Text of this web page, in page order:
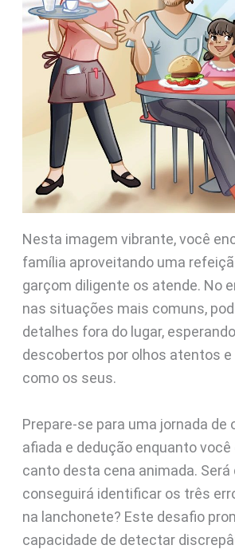
Nesta imagem vibrante, você
família aproveitando uma
garçom diligente os atende. No
nas situações mais comuns,
detalhes fora do lugar,
descobertos por olhos atentos
como os seus.
Prepare-se para uma jornada de
afiada e dedução enquanto você
canto desta cena animada. Será
conseguirá identificar os três
na lanchonete? Este desafio
capacidade de detectar